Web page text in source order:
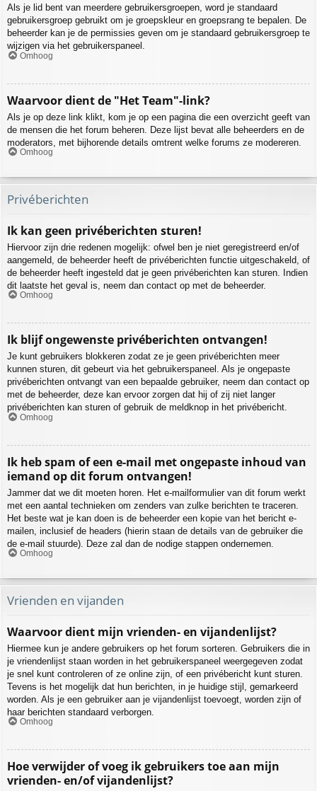
Als je lid bent van meerdere gebruikersgroepen, word je standaard
gebruikersgroep gebruikt om je groepskleur en groepsrang te bepalen. De
beheerder kan je de permissies geven om je standaard gebruikersgroep te
wijzigen via het gebruikerspaneel.
Omhoog
Waarvoor dient de "Het Team"-link?
Als je op deze link klikt, kom je op een pagina die een overzicht geeft van
de mensen die het forum beheren. Deze lijst bevat alle beheerders en de
moderators, met bijhorende details omtrent welke forums ze modereren.
Omhoog
Privéberichten
Ik kan geen privéberichten sturen!
Hiervoor zijn drie redenen mogelijk: ofwel ben je niet geregistreerd en/of
aangemeld, de beheerder heeft de privéberichten functie uitgeschakeld, of
de beheerder heeft ingesteld dat je geen privéberichten kan sturen. Indien
dit laatste het geval is, neem dan contact op met de beheerder.
Omhoog
Ik blijf ongewenste privéberichten ontvangen!
Je kunt gebruikers blokkeren zodat ze je geen privéberichten meer
kunnen sturen, dit gebeurt via het gebruikerspaneel. Als je ongepaste
privéberichten ontvangt van een bepaalde gebruiker, neem dan contact op
met de beheerder, deze kan ervoor zorgen dat hij of zij niet langer
privéberichten kan sturen of gebruik de meldknop in het privébericht.
Omhoog
Ik heb spam of een e-mail met ongepaste inhoud van
iemand op dit forum ontvangen!
Jammer dat we dit moeten horen. Het e-mailformulier van dit forum werkt
met een aantal technieken om zenders van zulke berichten te traceren.
Het beste wat je kan doen is de beheerder een kopie van het bericht e-
mailen, inclusief de headers (hierin staan de details van de gebruiker die
de e-mail stuurde). Deze zal dan de nodige stappen ondernemen.
Omhoog
Vrienden en vijanden
Waarvoor dient mijn vrienden- en vijandenlijst?
Hiermee kun je andere gebruikers op het forum sorteren. Gebruikers die in
je vriendenlijst staan worden in het gebruikerspaneel weergegeven zodat
je snel kunt controleren of ze online zijn, of een privébericht kunt sturen.
Tevens is het mogelijk dat hun berichten, in je huidige stijl, gemarkeerd
worden. Als je een gebruiker aan je vijandenlijst toevoegt, worden zijn of
haar berichten standaard verborgen.
Omhoog
Hoe verwijder of voeg ik gebruikers toe aan mijn
vrienden- en/of vijandenlijst?